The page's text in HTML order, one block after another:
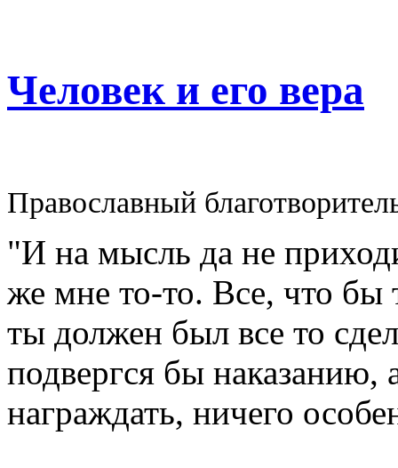
Человек и его вера
Православный
"И на мысль да не
же мне то-то. Все, что
ты должен был все то
подвергся бы наказанию,
награждать, ничего